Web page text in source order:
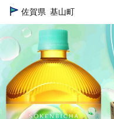
TOP
TOP 定期便 飲料(
TOP 飲料（酒以外）
TOP 飲料（酒以外）
TOP 飲料（酒以外）
佐賀県 基山町